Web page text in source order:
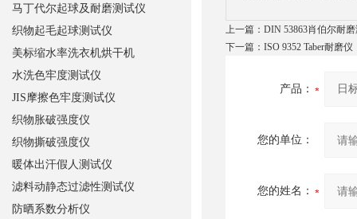
上一篇： DIN 53863肖伯尔耐
下一篇： ISO 9352 Taber耐磨仪
产品：
您的单位：
您的姓名：
马丁代尔起球及耐磨测试仪
织物起毛起球测试仪
美标缩水率洗衣机烘干机
水洗色牢度测试仪
JIS摩擦色牢度测试仪
织物胀破强度仪
织物撕破强度仪
暖体出汗假人测试仪
滤料动静态过滤性测试仪
防晒系数分析仪